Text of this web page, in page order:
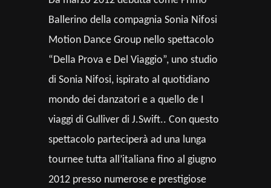
Ballerino della compagnia Sonia Nifosi
Motion Dance Group nello spettacolo
“Della Prova e Del Viaggio”, uno studio
di Sonia Nifosi, ispirato al quotidiano
mondo dei danzatori e a quello de I
viaggi di Gulliver di J.Swift.. Con questo
spettacolo parteciperà ad una lunga
tournee tutta all’italiana fino al giugno
2012 presso numerose e prestigiose